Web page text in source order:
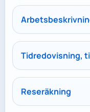
Tidredovisning,
Reseräkning